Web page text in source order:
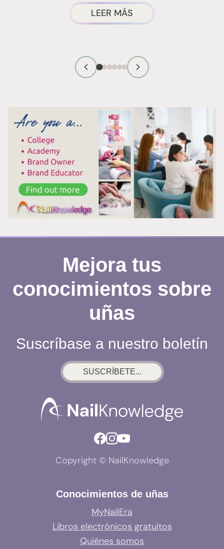
LEER MÁS ACERCA
DE
NAILS»:
LO
SABER
SOBRE
LA
CIENCIA
DE
LAS
UÑAS
Mejora tus
conocimientos sobre
uñas
Suscríbase a nuestro boletín
SUSCRÍBETE...
Copyright © NailKnowledge
Conocimientos de uñas
MyNailEra
Libros electrónicos gratuitos
Quiénes somos